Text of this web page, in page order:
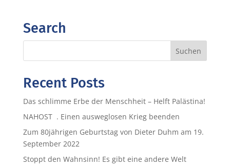
Search
Recent Posts
Das schlimme Erbe der Menschheit – Helft Palästina!
NAHOST . Einen ausweglosen Krieg beenden
Zum 80jährigen Geburtstag von Dieter Duhm am 19.
September 2022
Stoppt den Wahnsinn! Es gibt eine andere Welt